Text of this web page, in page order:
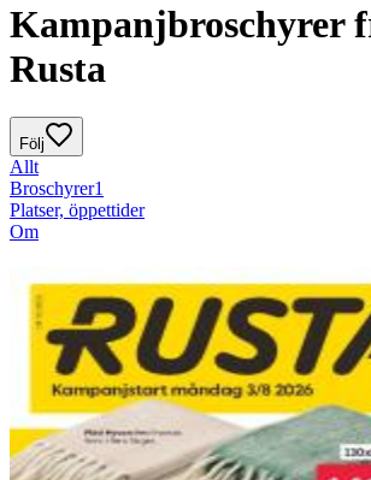
Kampanjbroschyrer
Rusta
Följ
Allt
Broschyrer1
Platser, öppettider
Om